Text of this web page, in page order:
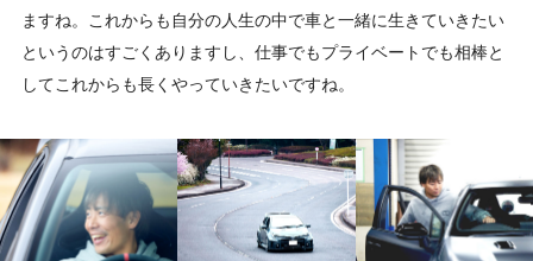
ますね。これからも自分の人生の中で車と一緒に生きていきたい
というのはすごくありますし、仕事でもプライベートでも相棒と
してこれからも長くやっていきたいですね。